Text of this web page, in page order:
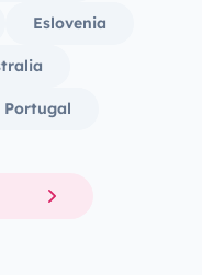
Eslovenia
Portugal